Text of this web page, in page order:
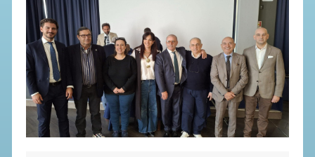
CONTATTI
AVVISI E BANDI
CIRCOLARI
RESPONSABILITÀ SOCIALE
SAFEGUARDING